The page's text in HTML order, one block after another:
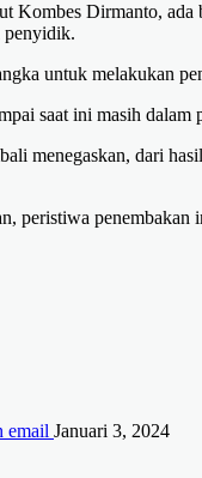
Kombes Dirmanto,
penyidik.
untuk melakukan
saat ini masih
menegaskan, dari
peristiwa
email Januari 3, 2024